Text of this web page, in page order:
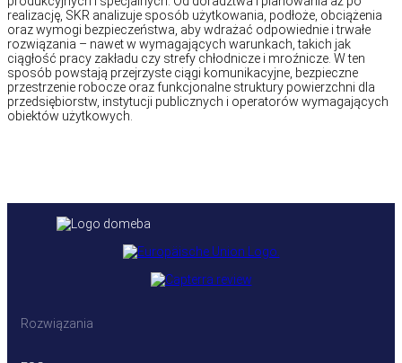
realizację, SKR analizuje sposób użytkowania, podłoże, obciążenia
oraz wymogi bezpieczeństwa, aby wdrażać odpowiednie i trwałe
rozwiązania – nawet w wymagających warunkach, takich jak
ciągłość pracy zakładu czy strefy chłodnicze i mroźnicze. W ten
sposób powstają przejrzyste ciągi komunikacyjne, bezpieczne
przestrzenie robocze oraz funkcjonalne struktury powierzchni dla
przedsiębiorstw, instytucji publicznych i operatorów wymagających
obiektów użytkowych.
Rozwiązania